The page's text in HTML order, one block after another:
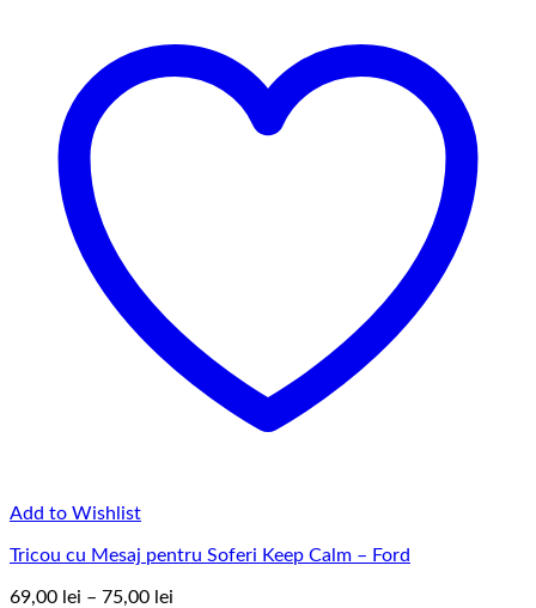
Add to Wishlist
Tricou cu Mesaj pentru Soferi Keep Calm – Ford
69,00 lei – 75,00 lei